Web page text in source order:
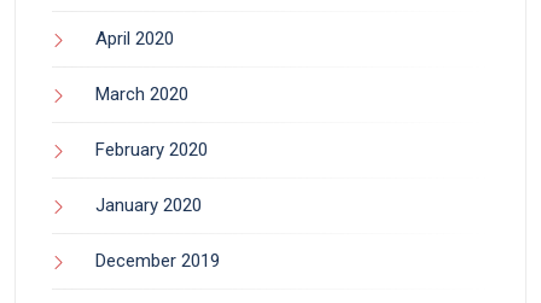
April 2020
March 2020
February 2020
January 2020
December 2019